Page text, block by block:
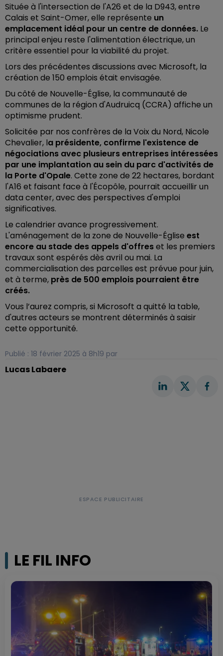
Située à l'intersection de l'A26 et de la D943, entre
Calais et Saint-Omer, elle représente un
emplacement idéal pour un centre de données. Le
principal enjeu reste l'alimentation électrique, un
critère essentiel pour la viabilité du projet.
Lors des précédentes discussions avec Microsoft, la
création de 150 emplois était envisagée.
Du côté de Nouvelle-Église, la communauté de
communes de la région d'Audruicq (CCRA) affiche un
optimisme prudent.
Solicitée par nos confrères de la Voix du Nord, Nicole
Chevalier, la présidente, confirme l'existence de
négociations avec plusieurs entreprises intéressées
par une implantation au sein du parc d'activités de
la Porte d'Opale. Cette zone de 22 hectares, bordant
l'A16 et faisant face à l'Écopôle, pourrait accueillir un
data center, avec des perspectives d'emploi
significatives.
Le calendrier avance progressivement.
L'aménagement de la zone de Nouvelle-Église est
encore au stade des appels d'offreset les premiers
travaux sont espérés dès avril ou mai. La
commercialisation des parcelles est prévue pour juin,
et à terme, près de 500 emplois pourraient être
créés.
Vous l’aurez compris, si Microsoft a quitté la table,
d'autres acteurs se montrent déterminés à saisir
cette opportunité.
Publié : 18 février 2025 à 8h19 par
Lucas Labaere
LE FIL INFO